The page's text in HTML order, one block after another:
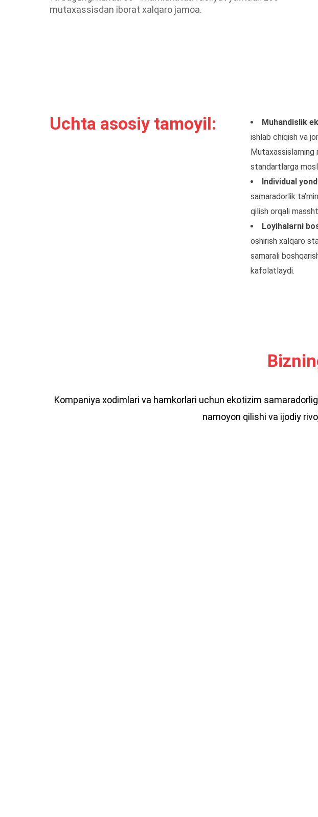
mutaxassisdan iborat xalqaro jamoa.
Uchta asosiy tamoyil: Muhandislik
ishlab chiqish va
Mutaxassislarning
standartlarga
Individual
samaradorlik
qilish orqali
Loyihalarni
oshirish xalqaro
samarali
kafolatlaydi.
Kompaniya xodimlari va hamkorlari uchun ekotizim
namoyon qilishi va ijodiy